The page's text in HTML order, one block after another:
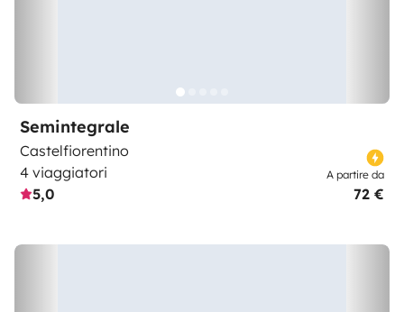
Semintegrale
Castelfiorentino
4 viaggiatori
5,0
A partire da
72 €